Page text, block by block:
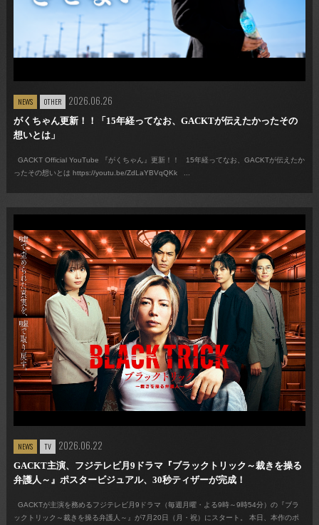
NEWS OTHER 2026.06.26
がくちゃん更新！！「15年経ってなお、GACKTが伝えたかったその
想いとは」
GACKT Official YouTube 『がくちゃん』更新！！ 15年経ってなお、GACKTが伝えたか
ったその想いとは https://youtu.be/ZdLaYBVqQKk ...
NEWS TV 2026.06.22
GACKT主演、フジテレビ月9ドラマ『ブラックトリック～裁きを操る
弁護人～』ポスタービジュアル、30秒ティザーが完成！
GACKTが主演を務めるフジテレビ月9ドラマ（毎週月曜・よる9時～9時54分）の『ブラ
ックトリック～裁きを操る弁護人～』が7月20日（月・祝）にスタート。 本日、本作のポ